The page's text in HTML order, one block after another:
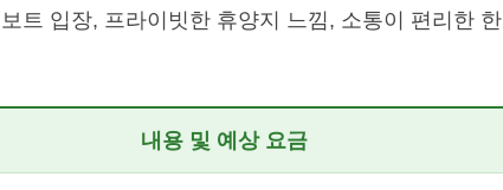
트 입장, 프라이빗한 휴양지 느낌, 소통이 편리한 한
내용 및 예상 요금